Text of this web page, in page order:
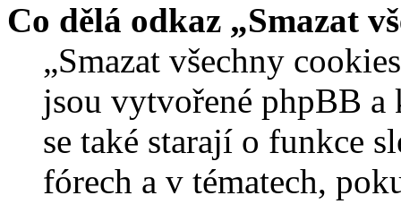
Co dělá odkaz „Smazat
„Smazat všechny
jsou vytvořené phpBB a
se také starají o funkce
fórech a v tématech,